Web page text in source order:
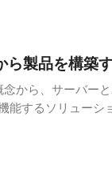
ら製品を構築
から、サーバー
能するソリューシ